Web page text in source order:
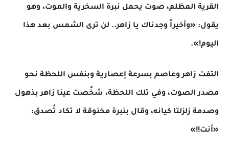
القرية المظلم، صوت يحمل نبرة السخرية والموت، وهو
يقول: «وأخيراً وجدناك يا زاهر.. لن ترى الشمس بعد هذا
اليوم!».
​التفت زاهر وعاصم بسرعة إعصارية وبنفس اللحظة نحو
مصدر الصوت، وفي تلك اللحظة، شخُصت عينا زاهر بذهول
وصدمة زلزلتا كيانه، وقال بنبرة مخنوقة لا تكاد تُصدق:
«أنت!!»